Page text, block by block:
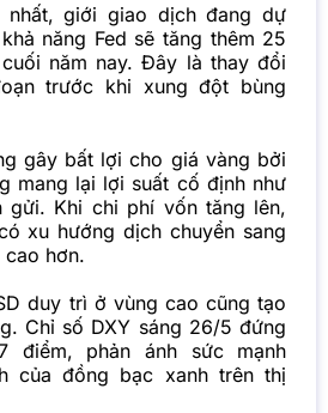
nhất, giới giao dịch đang dự
năng Fed sẽ tăng thêm 25
năm nay. Đây là thay đổi
trước khi xung đột bùng
gây bất lợi cho giá vàng bởi
mang lại lợi suất cố định như
gửi. Khi chi phí vốn tăng lên,
xu hướng dịch chuyển sang
cao hơn.
duy trì ở vùng cao cũng tạo
Chỉ số DXY sáng 26/5 đứng
điểm, phản ánh sức mạnh
của đồng bạc xanh trên thị